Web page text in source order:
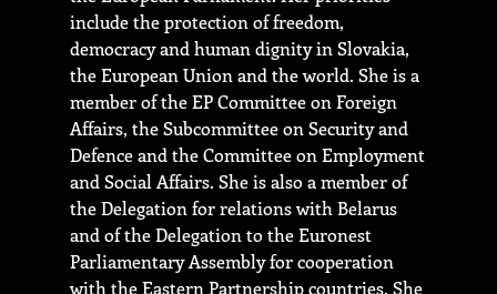
include the protection of freedom,
democracy and human dignity in Slovakia,
the European Union and the world. She is a
member of the EP Committee on Foreign
Affairs, the Subcommittee on Security and
Defence and the Committee on Employment
and Social Affairs. She is also a member of
the Delegation for relations with Belarus
and of the Delegation to the Euronest
Parliamentary Assembly for cooperation
with the Eastern Partnership countries. She